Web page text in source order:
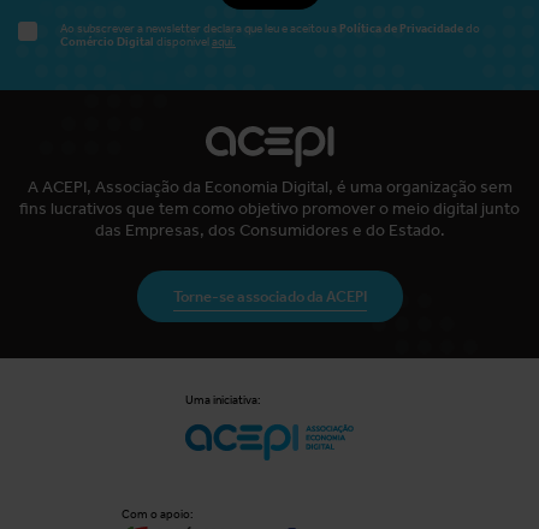
Ao subscrever a newsletter declara que leu e aceitou a Política de Privacidadedo
Comércio Digital disponível aqui.
A ACEPI, Associação da Economia Digital, é uma organização sem
fins lucrativos que tem como objetivo promover o meio digital junto
das Empresas, dos Consumidores e do Estado.
Torne-se associado da ACEPI
Uma iniciativa:
Com o apoio: